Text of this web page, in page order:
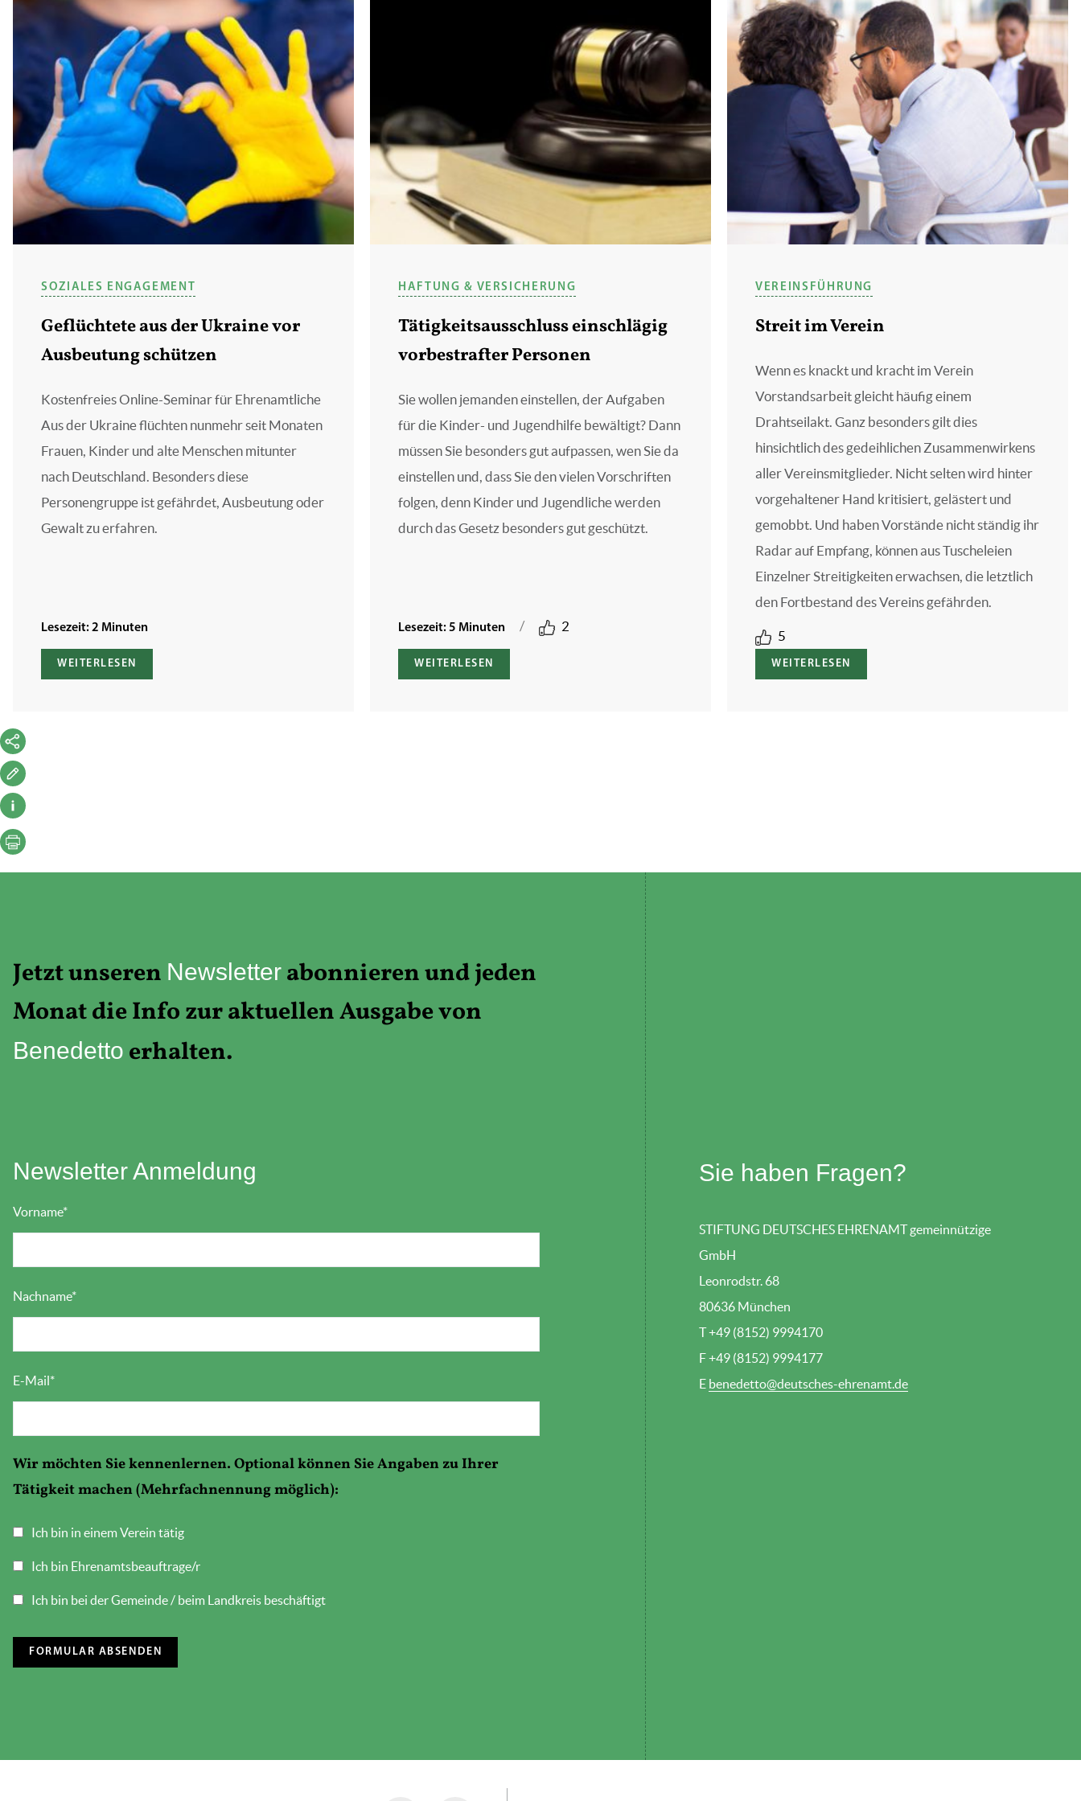
SOZIALES ENGAGEMENT
Geflüchtete aus der Ukraine vor
Ausbeutung schützen
Kostenfreies Online-Seminar für Ehrenamtliche
Aus der Ukraine flüchten nunmehr seit Monaten
Frauen, Kinder und alte Menschen mitunter
nach Deutschland. Besonders diese
Personengruppe ist gefährdet, Ausbeutung oder
Gewalt zu erfahren.
Lesezeit: 2 Minuten
WEITERLESEN
HAFTUNG & VERSICHERUNG
Tätigkeitsausschluss einschlägig
vorbestrafter Personen
Sie wollen jemanden einstellen, der Aufgaben
für die Kinder- und Jugendhilfe bewältigt? Dann
müssen Sie besonders gut aufpassen, wen Sie da
einstellen und, dass Sie den vielen Vorschriften
folgen, denn Kinder und Jugendliche werden
durch das Gesetz besonders gut geschützt.
Lesezeit: 5 Minuten / 2
WEITERLESEN
VEREINSFÜHRUNG
Streit im Verein
Wenn es knackt und kracht im Verein
Vorstandsarbeit gleicht häufig einem
Drahtseilakt. Ganz besonders gilt dies
hinsichtlich des gedeihlichen Zusammenwirkens
aller Vereinsmitglieder. Nicht selten wird hinter
vorgehaltener Hand kritisiert, gelästert und
gemobbt. Und haben Vorstände nicht ständig ihr
Radar auf Empfang, können aus Tuscheleien
Einzelner Streitigkeiten erwachsen, die letztlich
den Fortbestand des Vereins gefährden.
5
WEITERLESEN
Jetzt unseren Newsletter abonnieren und jeden
Monat die Info zur aktuellen Ausgabe von
Benedetto erhalten.
Newsletter Anmeldung
Vorname*
Nachname*
E-Mail*
Wir möchten Sie kennenlernen. Optional können Sie Angaben zu Ihrer
Tätigkeit machen (Mehrfachnennung möglich):
Ich bin in einem Verein tätig
Ich bin Ehrenamtsbeauftrage/r
Ich bin bei der Gemeinde / beim Landkreis beschäftigt
Sie haben Fragen?
STIFTUNG DEUTSCHES EHRENAMT gemeinnützige
GmbH
Leonrodstr. 68
80636 München
T +49 (8152) 9994170
F +49 (8152) 9994177
E benedetto@deutsches-ehrenamt.de